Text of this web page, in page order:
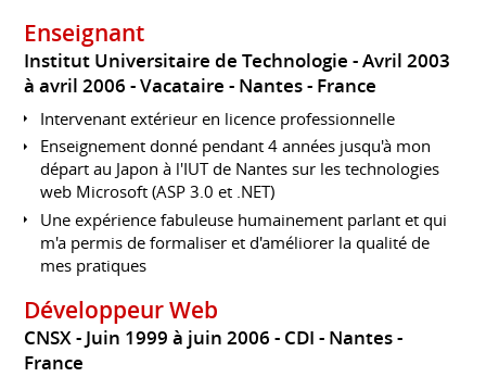
Enseignant
Institut Universitaire de Technologie
Avril 2003
à avril 2006 Vacataire Nantes France
Intervenant extérieur en licence professionnelle
Enseignement donné pendant 4 années jusqu'à mon
départ au Japon à l'IUT de Nantes sur les technologies
web Microsoft (ASP 3.0 et .NET)
Une expérience fabuleuse humainement parlant et qui
m'a permis de formaliser et d'améliorer la qualité de
mes pratiques
Développeur Web
CNSX Juin 1999 à juin 2006 CDI
Nantes
France